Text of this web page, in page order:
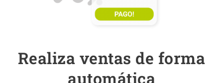
Realiza ventas de forma
automática